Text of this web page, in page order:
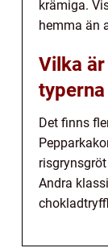
krämiga.
hemma än
Vilka
Det finns
Andra